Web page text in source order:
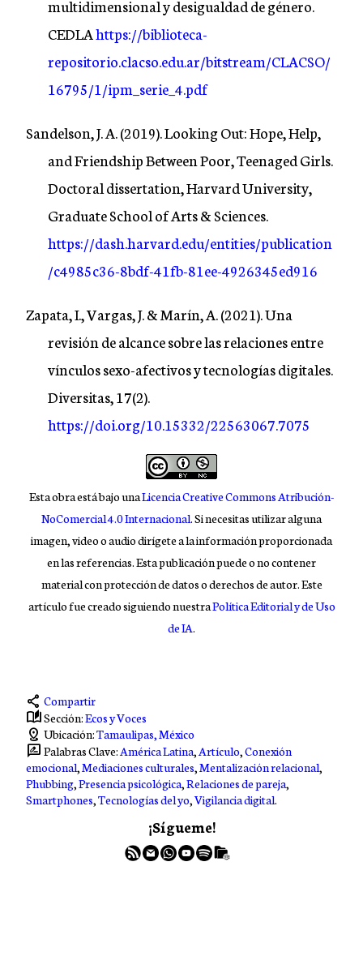
multidimensional y desigualdad de género.
CEDLAhttps://biblioteca-
repositorio.clacso.edu.ar/bitstream/CLACSO/
16795/1/ipm_serie_4.pdf
Sandelson, J. A. (2019). Looking Out: Hope, Help,
and Friendship Between Poor, Teenaged Girls.
Doctoral dissertation, Harvard University,
Graduate School of Arts & Sciences.
https://dash.harvard.edu/entities/publication
/c4985c36-8bdf-41fb-81ee-4926345ed916
Zapata, I., Vargas, J. & Marín, A. (2021). Una
revisión de alcance sobre las relaciones entre
vínculos sexo-afectivos y tecnologías digitales.
Diversitas, 17(2).
https://doi.org/10.15332/22563067.7075
Esta obra está bajo unaLicencia Creative Commons Atribución-
NoComercial 4.0 Internacional. Si necesitas utilizar alguna
imagen, video o audio dirígete a la información proporcionada
en las referencias. Esta publicación puede o no contener
material con protección de datos o derechos de autor. Este
artículo fue creado siguiendo nuestraPolítica Editorial y de Uso
de IA.
share Compartir
auto_storiesSección:Ecos y Voces
distance Ubicación:Tamaulipas, México
rate_review Palabras Clave: América Latina Artículo Conexión
emocional Mediaciones culturales Mentalización relacional
Phubbing Presencia psicológica Relaciones de pareja
Smartphones Tecnologías del yo Vigilancia digital
¡Sígueme!